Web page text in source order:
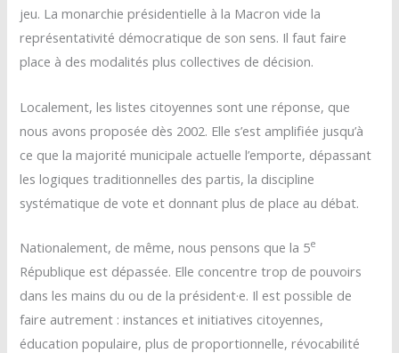
jeu. La monarchie présidentielle à la Macron vide la
représentativité démocratique de son sens. Il faut faire
place à des modalités plus collectives de décision.
Localement, les listes citoyennes sont une réponse, que
nous avons proposée dès 2002. Elle s’est amplifiée jusqu’à
ce que la majorité municipale actuelle l’emporte, dépassant
les logiques traditionnelles des partis, la discipline
systématique de vote et donnant plus de place au débat.
Nationalement, de même, nous pensons que la 5e
République est dépassée. Elle concentre trop de pouvoirs
dans les mains du ou de la président·e. Il est possible de
faire autrement : instances et initiatives citoyennes,
éducation populaire, plus de proportionnelle, révocabilité